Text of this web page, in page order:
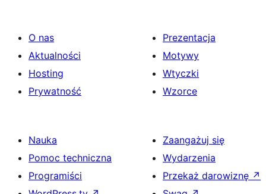
O nas
Aktualności
Hosting
Prywatność
Prezentacja
Motywy
Wtyczki
Wzorce
Nauka
Pomoc techniczna
Programiści
Zaangażuj się
Wydarzenia
Przekaż darowiznę ↗